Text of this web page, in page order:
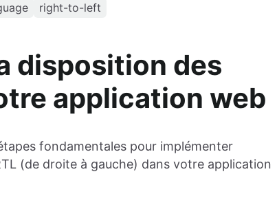
right-to-left
disposition des
application web
fondamentales pour implémenter
(de droite à gauche) dans votre application